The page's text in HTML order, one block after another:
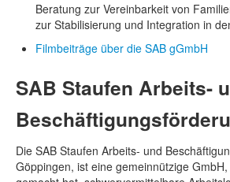
Beratung zur Vereinbarkeit von
zur Stabilisierung und Integration in
Filmbeiträge über die SAB gGmbH
SAB Staufen Arbeits-
Die SAB Staufen Arbeits- und
Göppingen, ist eine gemeinnützige